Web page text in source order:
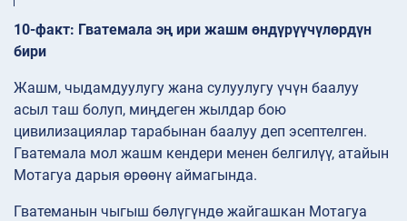
10-факт: Гватемала эң ири жашм өндүрүүчүлөрдүн
бири
Жашм, чыдамдуулугу жана сулуулугу үчүн баалуу
асыл таш болуп, миңдеген жылдар бою
цивилизациялар тарабынан баалуу деп эсептелген.
Гватемала мол жашм кендери менен белгилүү, атайын
Мотагуа дарыя өрөөнү аймагында.
Гватеманын чыгыш бөлүгүндө жайгашкан Мотагуа